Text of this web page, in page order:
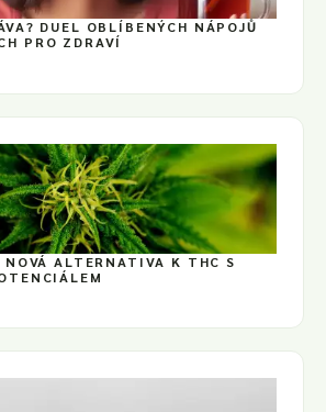
DUEL OBLÍBENÝCH NÁPOJŮ
PRO ZDRAVÍ
NOVÁ ALTERNATIVA K THC S